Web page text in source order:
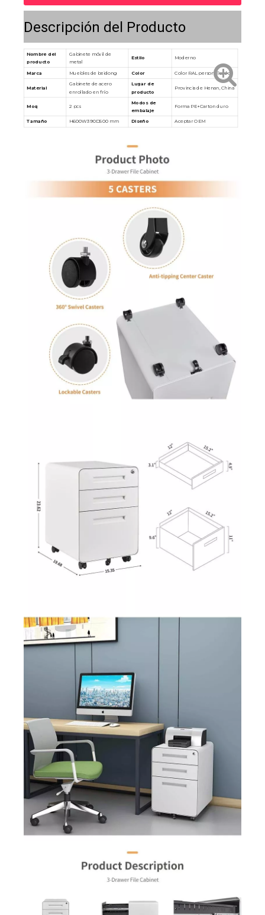
Descripción del Producto
Nombre del
producto
Gabinete móvil de
metal
Estilo Moderno
Marca Muebles de beidong Color Color RAL personalizado
Material
Gabinete de acero
enrollado en frío
Lugar de
producto
Provincia de Henan, China
Moq 2 pcs
Modos de
embalaje
Forma PE+Carton duro
Tamaño H600W390D500 mm Diseño Aceptar OEM